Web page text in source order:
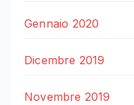
Gennaio 2020
Dicembre 2019
Novembre 2019